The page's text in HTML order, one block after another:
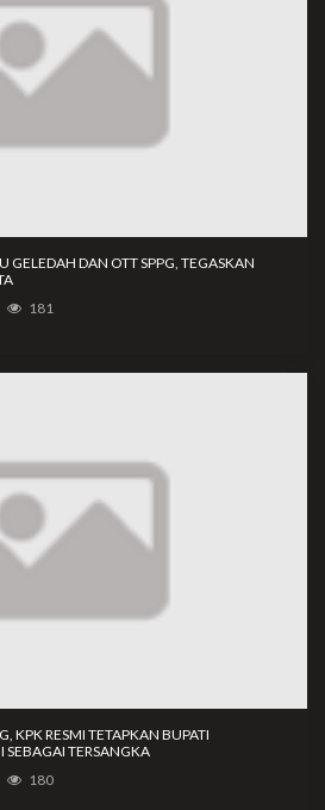
GELEDAH DAN OTT SPPG, TEGASKAN
181
KPK RESMI TETAPKAN BUPATI
SEBAGAI TERSANGKA
180